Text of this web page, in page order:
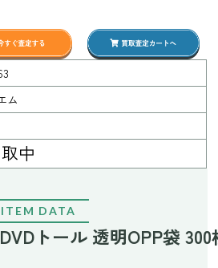
ム
中
ITEM DATA
トール 透明OPP袋